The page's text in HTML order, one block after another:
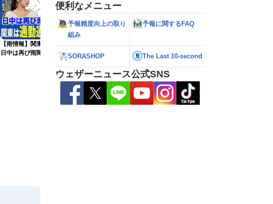
【雨情報】関東は通勤通学時も弱い雨
日中は再び雨降りやすい
くる可能性 今後の進路に注意（6日3時
便利なメニュー
予報精度向上の取り
組み
予報に関するFAQ
SORASHOP The Last 10-second
ウェザーニュース公式SNS